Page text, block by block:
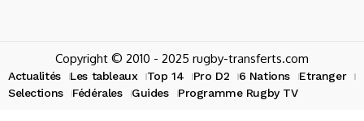
Copyright © 2010 - 2025 rugby-transferts.com
Actualités Les tableaux Top 14 Pro D2 6 Nations
Etranger
Selections
Fédérales Guides Programme Rugby TV